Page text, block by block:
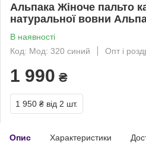
Альпака Жіноче пальто
натуральної вовни
В наявності
Код: Мод: 320 синий
Опт і
1 990 ₴
1 950 ₴ від 2 шт.
Опис Характеристики